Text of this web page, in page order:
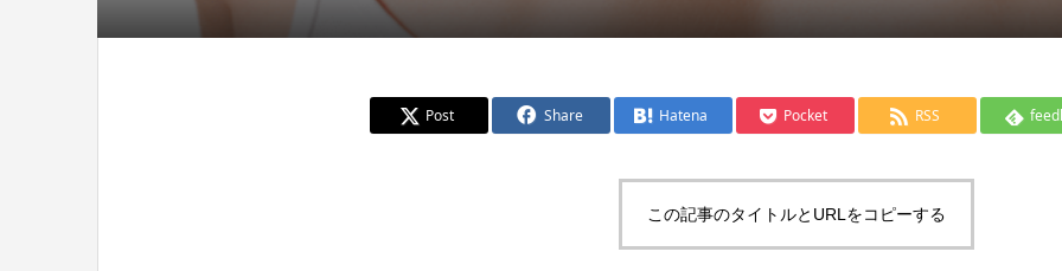
Post Share Hatena Pocket RSS
この記事のタイトルとURLをコピーする